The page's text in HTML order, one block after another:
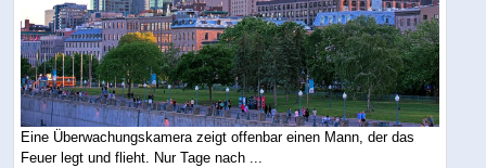
Eine Überwachungskamera zeigt offenbar einen Mann, der das
Feuer legt und flieht. Nur Tage nach ...